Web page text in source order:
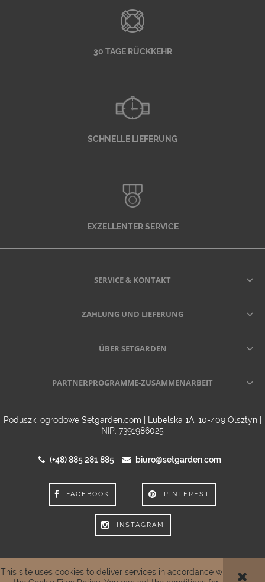
This site uses cookies to deliver services in accordance with
30 TAGE RÜCKKEHR
SCHNELLE LIEFERUNG
EXZELLENTER SERVICE
SERVICE & KONTAKT
ZAHLUNG UND LIEFERUNG
ÜBER SETGARDEN
PARTNERPROGRAMME-ZUSAMMENARBEIT
Poduszki ogrodowe Setgarden.com | Lubelska 1A, 10-409 Olsztyn |
NIP: 7391986025
(+48) 885 281 885 biuro@setgarden.com
FACEBOOK PINTEREST
INSTAGRAM
VIEW FULL VERSION OF THE SITE